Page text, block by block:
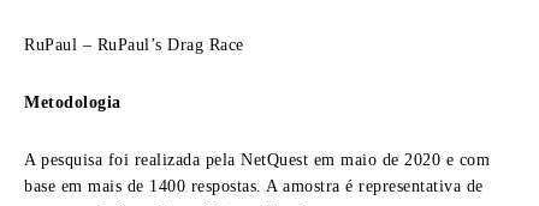
RuPaul – RuPaul’s Drag Race
Metodologia
A pesquisa foi realizada pela NetQuest em maio de 2020 e com
base em mais de 1400 respostas. A amostra é representativa de